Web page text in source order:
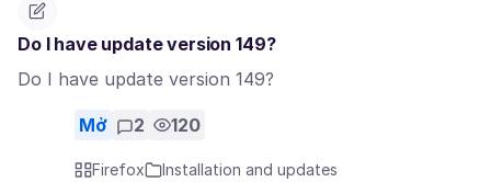
Do I have update version 149?
Do I have update version 149?
Mở 2 120
Firefox
Installation and updates